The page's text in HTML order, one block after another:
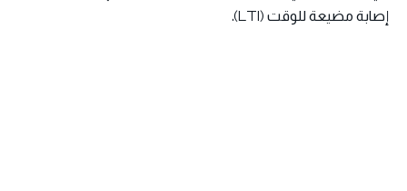
إصابة مضيعة للوقت (LTI).